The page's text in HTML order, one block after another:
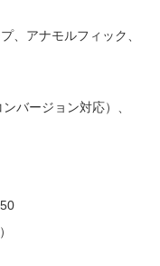
、アナモルフィック、
バージョン対応）、